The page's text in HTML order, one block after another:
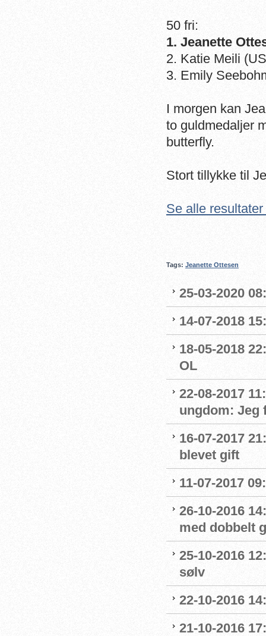
50 fri:
1. Jeanette
2. Katie Meili
3. Emily
I morgen kan
to guldmedaljer
butterfly.
Stort tillykke til
Se alle
Tags: Jeanette Ottesen
25-03-2020
14-07-2018
18-05-2018
OL
22-08-2017
ungdom:
16-07-2017
blevet gift
11-07-2017
26-10-2016
med dobbelt
25-10-2016
sølv
22-10-2016
21-10-2016